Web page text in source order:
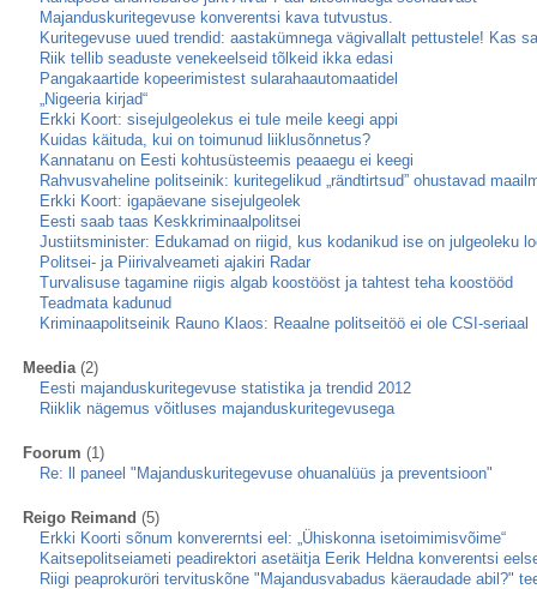
Majanduskuritegevuse konverentsi kava tutvustus.
Kuritegevuse uued trendid: aastakümnega vägivallalt pettustele! Kas
Riik tellib seaduste venekeelseid tõlkeid ikka edasi
Pangakaartide kopeerimistest sularahaautomaatidel
„Nigeeria kirjad“
Erkki Koort: sisejulgeolekus ei tule meile keegi appi
Kuidas käituda, kui on toimunud liiklusõnnetus?
Kannatanu on Eesti kohtusüsteemis peaaegu ei keegi
Rahvusvaheline politseinik: kuritegelikud „rändtirtsud” ohustavad
Erkki Koort: igapäevane sisejulgeolek
Eesti saab taas Keskkriminaalpolitsei
Justiitsminister: Edukamad on riigid, kus kodanikud ise on julgeoleku
Politsei- ja Piirivalveameti ajakiri Radar
Turvalisuse tagamine riigis algab koostööst ja tahtest teha koostööd
Teadmata kadunud
Kriminaapolitseinik Rauno Klaos: Reaalne politseitöö ei ole CSI-seriaal
Meedia(2)
Eesti majanduskuritegevuse statistika ja trendid 2012
Riiklik nägemus võitluses majanduskuritegevusega
Foorum (1)
Re: ll paneel "Majanduskuritegevuse ohuanalüüs ja preventsioon"
Reigo Reimand (5)
Erkki Koorti sõnum konvererntsi eel: „Ühiskonna isetoimimisvõime“
Kaitsepolitseiameti peadirektori asetäitja Eerik Heldna konverentsi
Riigi peaprokuröri tervituskõne "Majandusvabadus käeraudade abil?"